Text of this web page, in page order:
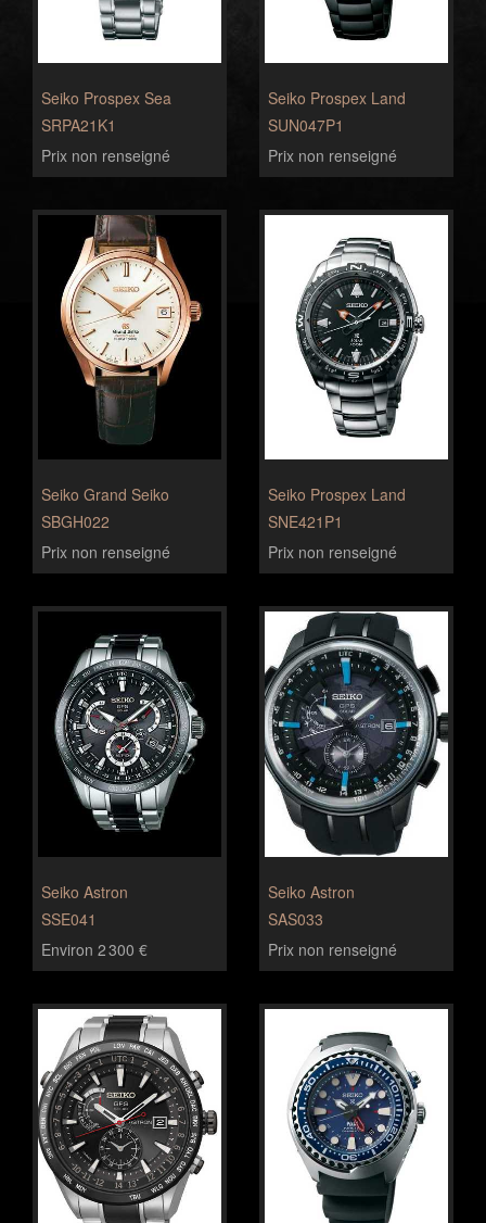
Seiko Prospex Sea
SRPA21K1
Prix non renseigné
Seiko Prospex Land
SUN047P1
Prix non renseigné
Seiko Grand Seiko
SBGH022
Prix non renseigné
Seiko Prospex Land
SNE421P1
Prix non renseigné
Seiko Astron
SSE041
Environ 2 300 €
Seiko Astron
SAS033
Prix non renseigné